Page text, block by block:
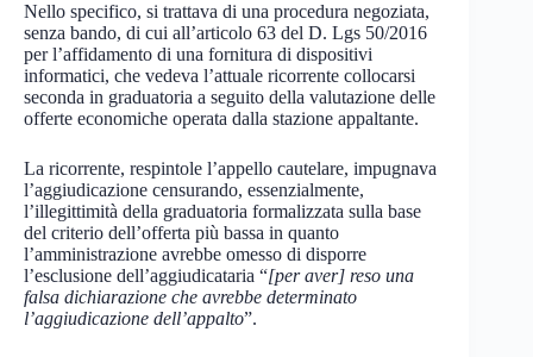
Nello specifico, si trattava di una procedura negoziata,
senza bando, di cui all’articolo 63 del D. Lgs 50/2016
per l’affidamento di una fornitura di dispositivi
informatici, che vedeva l’attuale ricorrente collocarsi
seconda in graduatoria a seguito della valutazione delle
offerte economiche operata dalla stazione appaltante.
La ricorrente, respintole l’appello cautelare, impugnava
l’aggiudicazione censurando, essenzialmente,
l’illegittimità della graduatoria formalizzata sulla base
del criterio dell’offerta più bassa in quanto
l’amministrazione avrebbe omesso di disporre
l’esclusione dell’aggiudicataria “[per aver] reso una
falsa dichiarazione che avrebbe determinato
l’aggiudicazione dell’appalto”.